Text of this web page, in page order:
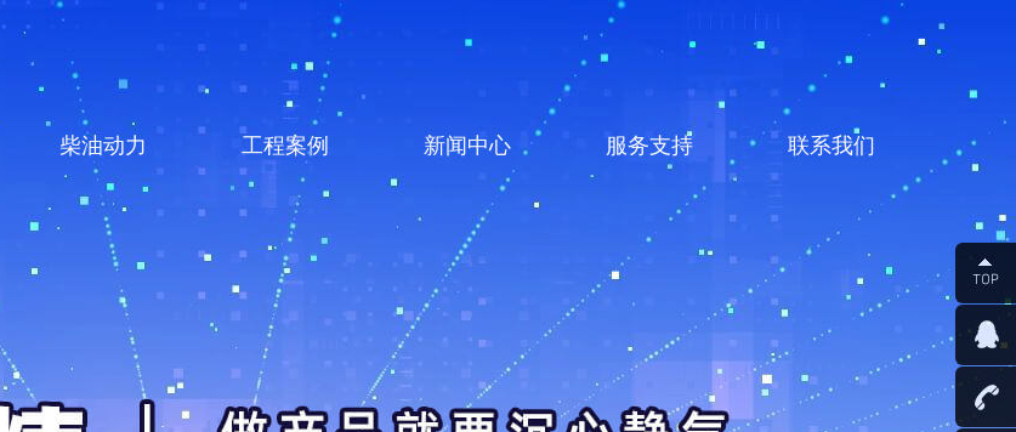
柴油动力
柴油系列
工程案例
案例展示
新闻中心
新闻资讯
服务支持
服务中心
联系我们